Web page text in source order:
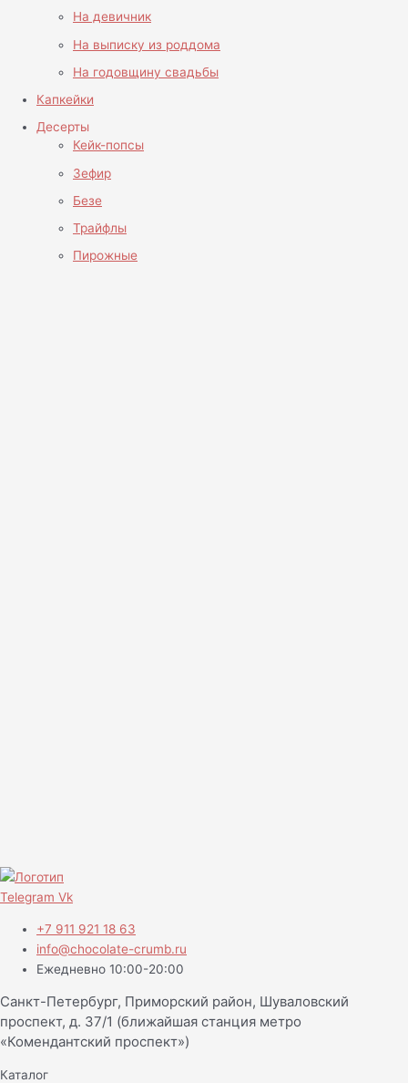
На девичник
На выписку из роддома
На годовщину свадьбы
Капкейки
Десерты
Кейк-попсы
Зефир
Безе
Трайфлы
Пирожные
Telegram Vk
+7 911 921 18 63
info@chocolate-crumb.ru
Ежедневно 10:00-20:00
Санкт-Петербург, Приморский район, Шуваловский
проспект, д. 37/1 (ближайшая станция метро
«Комендантский проспект»)
Каталог